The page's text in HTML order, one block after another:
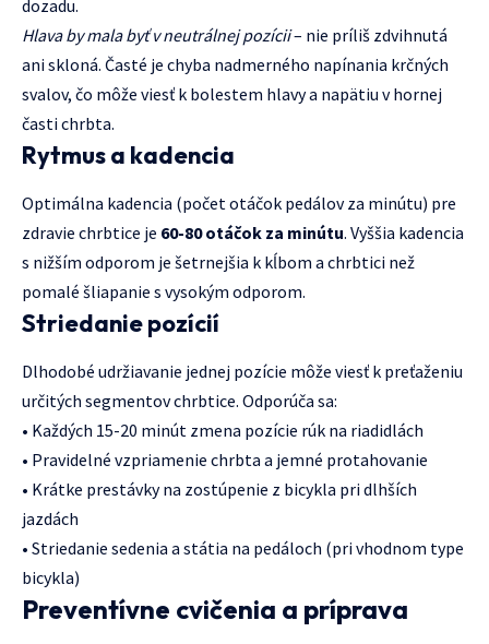
dozadu.
Hlava by mala byť v neutrálnej pozícii– nie príliš zdvihnutá
ani skloná. Časté je chyba nadmerného napínania krčných
svalov, čo môže viesť k bolestem hlavy a napätiu v hornej
časti chrbta.
Rytmus a kadencia
Optimálna kadencia (počet otáčok pedálov za minútu) pre
zdravie chrbtice je 60-80 otáčok za minútu. Vyššia kadencia
s nižším odporom je šetrnejšia k kĺbom a chrbtici než
pomalé šliapanie s vysokým odporom.
Striedanie pozícií
Dlhodobé udržiavanie jednej pozície môže viesť k preťaženiu
určitých segmentov chrbtice. Odporúča sa:
• Každých 15-20 minút zmena pozície rúk na riadidlách
• Pravidelné vzpriamenie chrbta a jemné protahovanie
• Krátke prestávky na zostúpenie z bicykla pri dlhších
jazdách
• Striedanie sedenia a státia na pedáloch (pri vhodnom type
bicykla)
Preventívne cvičenia a príprava